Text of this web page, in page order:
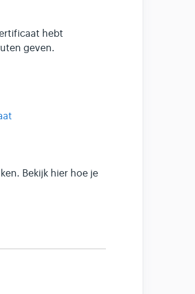
hebt
geven.
Bekijk hier hoe je